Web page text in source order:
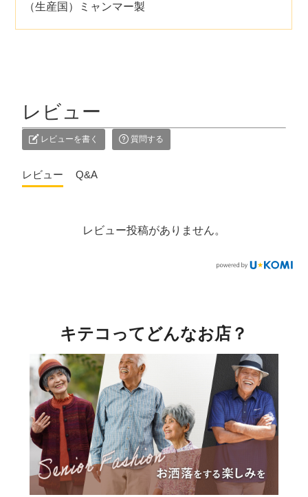
（生産国）ミャンマー製
レビュー
レビューを書く 質問する
レビュー Q&A
レビュー投稿がありません。
キテコってどんなお店？